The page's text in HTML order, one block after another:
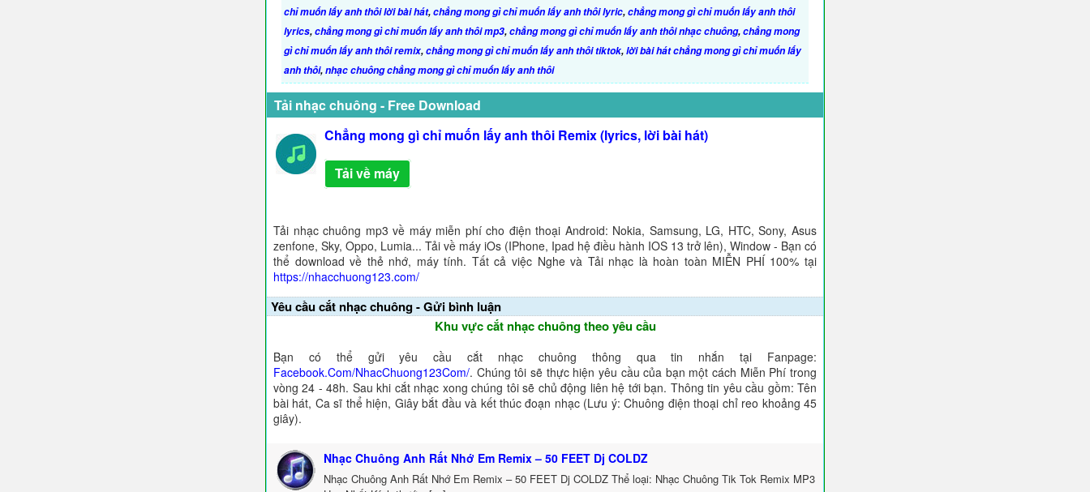
chỉ muốn lấy anh thôi lời bài hát,chẳng mong gì chỉ muốn lấy anh thôi lyric,chẳng mong gì chỉ muốn lấy anh thôi
lyrics,chẳng mong gì chỉ muốn lấy anh thôi mp3,chẳng mong gì chỉ muốn lấy anh thôi nhạc chuông,chẳng mong
gì chỉ muốn lấy anh thôi remix,chẳng mong gì chỉ muốn lấy anh thôi tiktok,lời bài hát chẳng mong gì chỉ muốn lấy
anh thôi,nhạc chuông chẳng mong gì chỉ muốn lấy anh thôi
Tải nhạc chuông - Free Download
Chẳng mong gì chỉ muốn lấy anh thôi Remix (lyrics, lời bài hát)
Tải về máy
Tải nhạc chuông mp3 về máy miễn phí cho điện thoại Android: Nokia, Samsung, LG, HTC, Sony, Asus
zenfone, Sky, Oppo, Lumia... Tải về máy iOs (IPhone, Ipad hệ điều hành IOS 13 trở lên), Window - Bạn có
thể download về thẻ nhớ, máy tính. Tất cả việc Nghe và Tải nhạc là hoàn toàn MIỄN PHÍ 100% tại
https://nhacchuong123.com/
Yêu cầu cắt nhạc chuông - Gửi bình luận
Khu vực cắt nhạc chuông theo yêu cầu
Bạn có thể gửi yêu cầu cắt nhạc chuông thông qua tin nhắn tại Fanpage:
Facebook.Com/NhacChuong123Com/. Chúng tôi sẽ thực hiện yêu cầu của bạn một cách Miễn Phí trong
vòng 24 - 48h. Sau khi cắt nhạc xong chúng tôi sẽ chủ động liên hệ tới bạn. Thông tin yêu cầu gồm: Tên
bài hát, Ca sĩ thể hiện, Giây bắt đầu và kết thúc đoạn nhạc (Lưu ý: Chuông điện thoại chỉ reo khoảng 45
giây).
Nhạc Chuông Anh Rất Nhớ Em Remix – 50 FEET Dj COLDZ
Nhạc Chuông Anh Rất Nhớ Em Remix – 50 FEET Dj COLDZ Thể loại: Nhạc Chuông Tik Tok Remix MP3